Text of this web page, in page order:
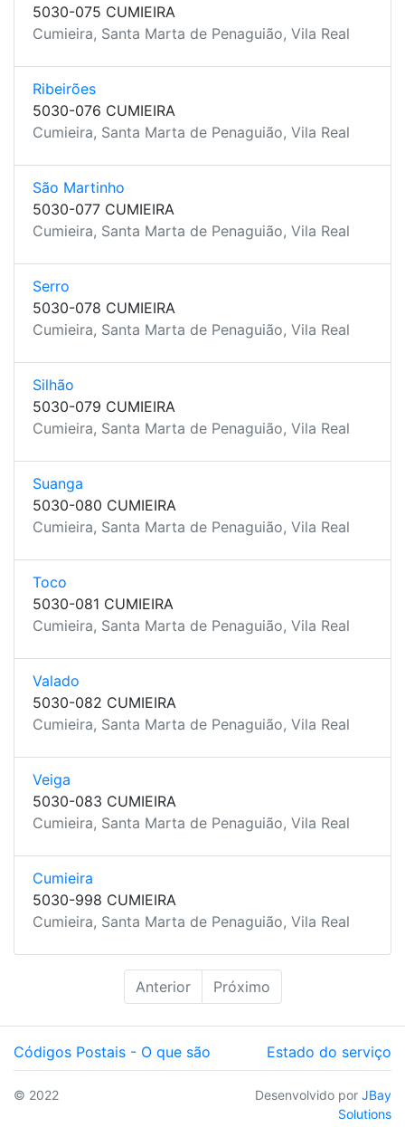
5030-075 CUMIEIRA
Cumieira, Santa Marta de Penaguião, Vila Real
Ribeirões
5030-076 CUMIEIRA
Cumieira, Santa Marta de Penaguião, Vila Real
São Martinho
5030-077 CUMIEIRA
Cumieira, Santa Marta de Penaguião, Vila Real
Serro
5030-078 CUMIEIRA
Cumieira, Santa Marta de Penaguião, Vila Real
Silhão
5030-079 CUMIEIRA
Cumieira, Santa Marta de Penaguião, Vila Real
Suanga
5030-080 CUMIEIRA
Cumieira, Santa Marta de Penaguião, Vila Real
Toco
5030-081 CUMIEIRA
Cumieira, Santa Marta de Penaguião, Vila Real
Valado
5030-082 CUMIEIRA
Cumieira, Santa Marta de Penaguião, Vila Real
Veiga
5030-083 CUMIEIRA
Cumieira, Santa Marta de Penaguião, Vila Real
Cumieira
5030-998 CUMIEIRA
Cumieira, Santa Marta de Penaguião, Vila Real
Anterior Próximo
Códigos Postais - O que são Estado do serviço
© 2022 Desenvolvido por JBay
Solutions